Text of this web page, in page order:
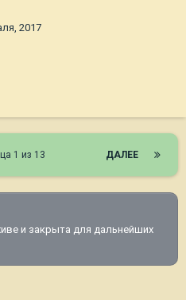
2017
ДАЛЕЕ
1 из 13
и закрыта для дальнейших